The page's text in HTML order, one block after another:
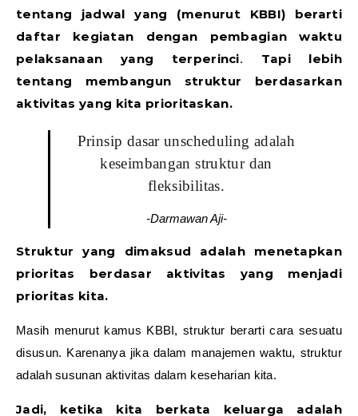
tentang jadwal yang (menurut KBBI) berarti
daftar kegiatan dengan pembagian waktu
pelaksanaan yang terperinci. Tapi lebih
tentang membangun struktur berdasarkan
aktivitas yang kita prioritaskan.
Prinsip dasar unscheduling adalah
keseimbangan struktur dan
fleksibilitas.
-Darmawan Aji-
Struktur yang dimaksud adalah menetapkan
prioritas berdasar aktivitas yang menjadi
prioritas kita.
Masih menurut kamus KBBI, struktur berarti cara sesuatu
disusun. Karenanya jika dalam manajemen waktu, struktur
adalah susunan aktivitas dalam keseharian kita.
Jadi, ketika kita berkata keluarga adalah